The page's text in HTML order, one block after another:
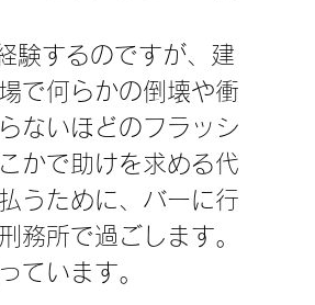
で何らかの倒壊や衝
ないほどのフラッシ
かで助けを求める代
うために、バーに行
務所で過ごします。
ています。